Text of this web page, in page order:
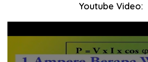
Youtube Video: